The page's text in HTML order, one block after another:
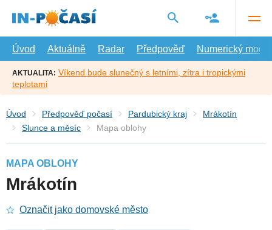
hlavní
Úvod
Aktuálně Radar Předpověď Numerický model
AKTUALITA: Víkend bude slunečný s letními, zítra i tropickými
teplotami
Úvod Předpověď počasí Pardubický kraj
Mrákotín
Slunce a měsíc
Mapa oblohy
MAPA OBLOHY
Mrákotín
Označit jako domovské město